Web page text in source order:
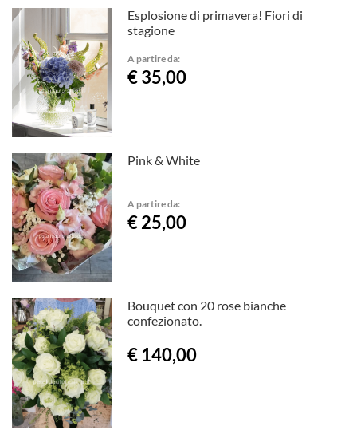
Esplosione di primavera! Fiori di
stagione
A partire da:
€ 35,00
Pink & White
A partire da:
€ 25,00
Bouquet con 20 rose bianche
confezionato.
€ 140,00